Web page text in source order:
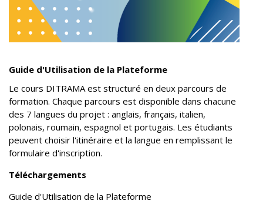
Guide d'Utilisation de la Plateforme
Le cours DITRAMA est structuré en deux parcours de
formation. Chaque parcours est disponible dans chacune
des 7 langues du projet : anglais, français, italien,
polonais, roumain, espagnol et portugais. Les étudiants
peuvent choisir l'itinéraire et la langue en remplissant le
formulaire d'inscription.
Téléchargements
Guide d'Utilisation de la Plateforme